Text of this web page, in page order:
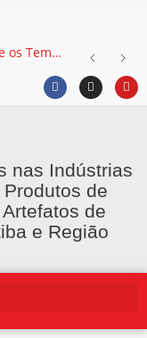
Intervalo intrajornada permanece entre os Temas mais recorrentes na Justiça do Trabalho e exige atenção das empresas
nas Indústrias
de
de
e Região